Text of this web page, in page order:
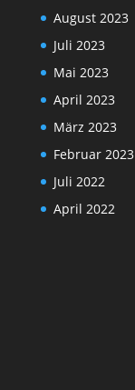
August 2023
Juli 2023
Mai 2023
April 2023
März 2023
Februar 2023
Juli 2022
April 2022